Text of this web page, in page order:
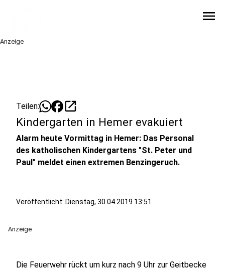
menu
Anzeige
Teilen: open_in_new
Kindergarten in Hemer evakuiert
Alarm heute Vormittag in Hemer: Das Personal
des katholischen Kindergartens "St. Peter und
Paul" meldet einen extremen Benzingeruch.
Veröffentlicht: Dienstag, 30.04.2019 13:51
Anzeige
Die Feuerwehr rückt um kurz nach 9 Uhr zur Geitbecke